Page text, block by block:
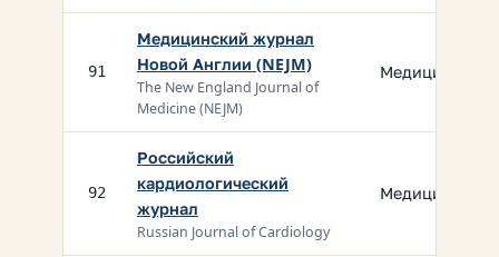
91
Медицинский журнал
Новой Англии (NEJM)
The New England Journal of
Medicine (NEJM)
Медицина
92
Российский
кардиологический
журнал
Russian Journal of Cardiology
Медицина